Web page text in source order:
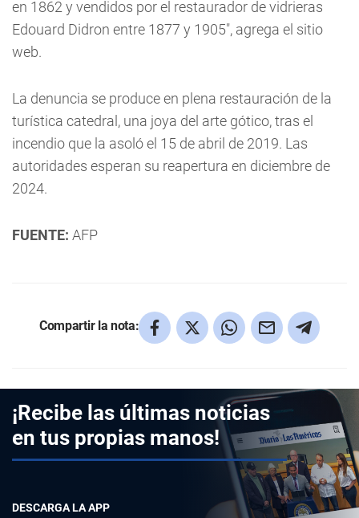
en 1862 y vendidos por el restaurador de vidrieras
Edouard Didron entre 1877 y 1905", agrega el sitio
web.
La denuncia se produce en plena restauración de la
turística catedral, una joya del arte gótico, tras el
incendio que la asoló el 15 de abril de 2019. Las
autoridades esperan su reapertura en diciembre de
2024.
FUENTE: AFP
Compartir la nota:
¡Recibe las últimas noticias
en tus propias manos!
DESCARGA LA APP